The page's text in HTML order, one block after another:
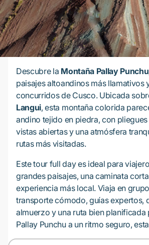
Descubre la Montaña Pallay Punchu
paisajes altoandinos más llamativos
concurridos de Cusco. Ubicada
Langui, esta montaña colorida
andino tejido en piedra, con
vistas abiertas y una atmósfera
rutas más visitadas.
Este tour full day es ideal para
grandes paisajes, una caminata
experiencia más local. Viaja en
transporte cómodo, guías expertos,
almuerzo y una ruta bien planificada
Pallay Punchu a un ritmo seguro,